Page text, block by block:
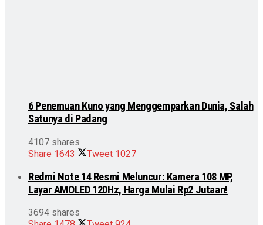
6 Penemuan Kuno yang Menggemparkan Dunia, Salah
Satunya di Padang
4107 shares
Share 1643 Tweet 1027
Redmi Note 14 Resmi Meluncur: Kamera 108 MP,
Layar AMOLED 120Hz, Harga Mulai Rp2 Jutaan!
3694 shares